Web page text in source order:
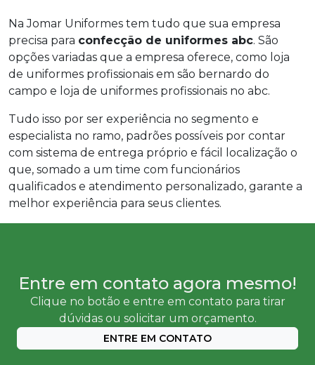
Na Jomar Uniformes tem tudo que sua empresa
precisa para confecção de uniformes abc. São
opções variadas que a empresa oferece, como loja
de uniformes profissionais em são bernardo do
campo e loja de uniformes profissionais no abc.
Tudo isso por ser experiência no segmento e
especialista no ramo, padrões possíveis por contar
com sistema de entrega próprio e fácil localização o
que, somado a um time com funcionários
qualificados e atendimento personalizado, garante a
melhor experiência para seus clientes.
Entre em contato agora mesmo!
Clique no botão e entre em contato para tirar
dúvidas ou solicitar um orçamento.
ENTRE EM CONTATO